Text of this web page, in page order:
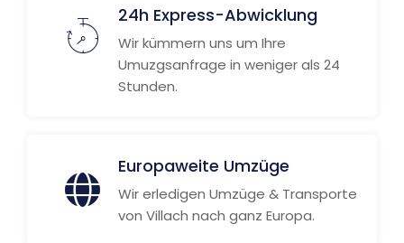
24h Express-Abwicklung
Wir kümmern uns um Ihre
Umuzgsanfrage in weniger als 24
Stunden.
Europaweite Umzüge
Wir erledigen Umzüge & Transporte
von Villach nach ganz Europa.